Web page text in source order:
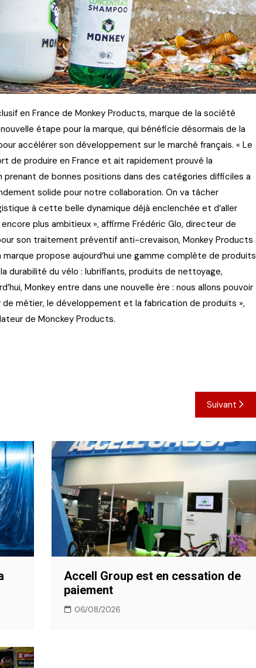
en France de Monkey Products, marque de la société
étape pour la marque, qui bénéficie désormais de la
accélérer son développement sur le marché français. « Le
de produire en France et ait rapidement prouvé la
de bonnes positions dans des catégories difficiles a
solide pour notre collaboration. On va tâcher
à cette belle dynamique déjà enclenchée et d’aller
plus ambitieux », affirme Frédéric Glo, directeur de
son traitement préventif anti-crevaison, Monkey Products
propose aujourd’hui une gamme complète de produits
durabilité du vélo : lubrifiants, produits de nettoyage,
Monkey entre dans une nouvelle ère : nous allons pouvoir
métier, le développement et la fabrication de produits »,
de Monckey Products.
Suivant
Accell Group est en cessation de
paiement
06/08/2026